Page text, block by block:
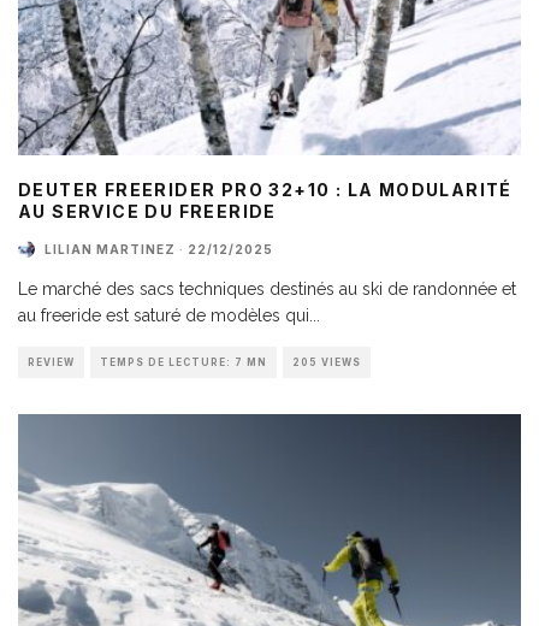
DEUTER FREERIDER PRO 32+10 : LA MODULARITÉ
AU SERVICE DU FREERIDE
LILIAN MARTINEZ · 22/12/2025
Le marché des sacs techniques destinés au ski de randonnée et
au freeride est saturé de modèles qui
REVIEW TEMPS DE LECTURE: 7 MN 205 VIEWS